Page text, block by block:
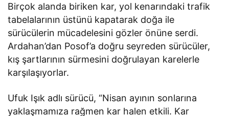
Birçok alanda biriken kar, yol kenarındaki trafik
tabelalarının üstünü kapatarak doğa ile
sürücülerin mücadelesini gözler önüne serdi.
Ardahan’dan Posof’a doğru seyreden sürücüler,
kış şartlarının sürmesini doğrulayan karelerle
karşılaşıyorlar.
Ufuk Işık adlı sürücü, “Nisan ayının sonlarına
yaklaşmamıza rağmen kar halen etkili. Kar